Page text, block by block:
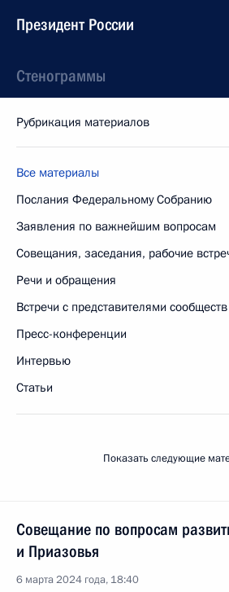
Президент России
Стенограммы
Рубрикация материалов
Все материалы
Послания Федеральному Собранию
Заявления по важнейшим вопросам
Совещания, заседания, рабочие
Речи и обращения
Встречи с представителями сообществ
Пресс-конференции
Интервью
Статьи
Показать следующие
Совещание по вопросам
и Приазовья
6 марта 2024 года, 18:40